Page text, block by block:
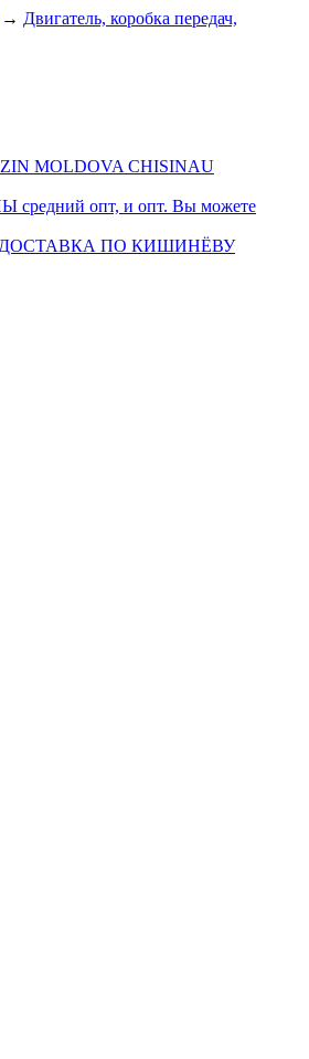
→ Двигатель, коробка передач,
MOLDOVA CHISINAU
средний опт, и опт. Вы можете
ПО КИШИНЁВУ